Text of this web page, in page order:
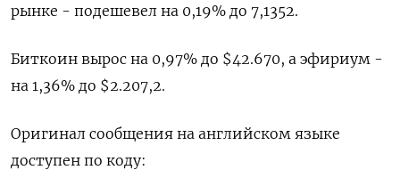
рынке - подешевел на 0,19% до 7,1352.
Биткоин вырос на 0,97% до $42.670, а эфириум -
на 1,36% до $2.207,2.
Оригинал сообщения на английском языке
доступен по коду: